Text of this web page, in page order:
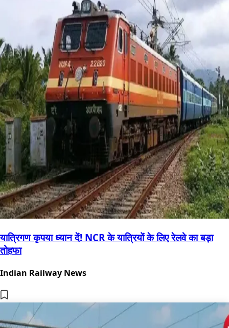
यात्रिगण कृपया ध्यान दें! NCR के यात्रियों के लिए रेलवे का बड़ा
तोहफा
Indian Railway News